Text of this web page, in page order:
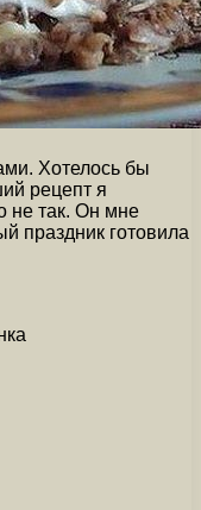
Хотелось бы
рецепт я
не так. Он мне
праздник готовила